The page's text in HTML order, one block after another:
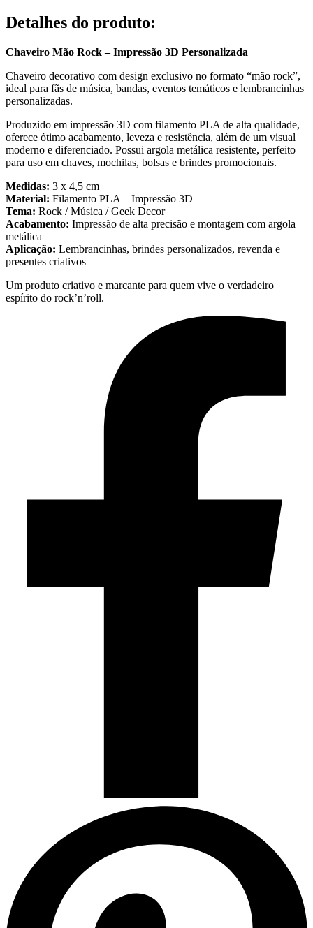
Detalhes do produto:
Chaveiro Mão Rock – Impressão 3D Personalizada
Chaveiro decorativo com design exclusivo no formato “mão rock”,
ideal para fãs de música, bandas, eventos temáticos e lembrancinhas
personalizadas.
Produzido em impressão 3D com filamento PLA de alta qualidade,
oferece ótimo acabamento, leveza e resistência, além de um visual
moderno e diferenciado. Possui argola metálica resistente, perfeito
para uso em chaves, mochilas, bolsas e brindes promocionais.
Medidas: 3 x 4,5 cm
Material: Filamento PLA – Impressão 3D
Tema: Rock / Música / Geek Decor
Acabamento: Impressão de alta precisão e montagem com argola
metálica
Aplicação: Lembrancinhas, brindes personalizados, revenda e
presentes criativos
Um produto criativo e marcante para quem vive o verdadeiro
espírito do rock’n’roll.